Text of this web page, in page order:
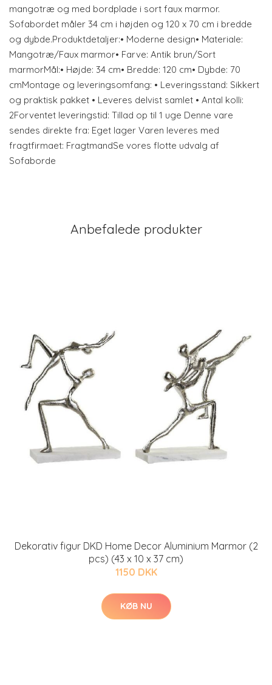
mangotræ og med bordplade i sort faux marmor.
Sofabordet måler 34 cm i højden og 120 x 70 cm i bredde
og dybde.Produktdetaljer:• Moderne design• Materiale:
Mangotræ/Faux marmor• Farve: Antik brun/Sort
marmorMål:• Højde: 34 cm• Bredde: 120 cm• Dybde: 70
cmMontage og leveringsomfang: • Leveringsstand: Sikkert
og praktisk pakket • Leveres delvist samlet • Antal kolli:
2Forventet leveringstid: Tillad op til 1 uge Denne vare
sendes direkte fra: Eget lager Varen leveres med
fragtfirmaet: FragtmandSe vores flotte udvalg af
Sofaborde
Anbefalede produkter
Dekorativ figur DKD Home Decor Aluminium Marmor (2
pcs) (43 x 10 x 37 cm)
1150 DKK
KØB NU